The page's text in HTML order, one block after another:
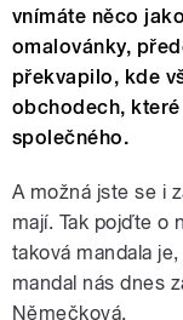
vnímáte něco
omalovánky,
překvapilo, kde
obchodech,
společného.
A možná jste se i
mají. Tak pojďte o
taková mandala
mandal nás dnes
Němečková.